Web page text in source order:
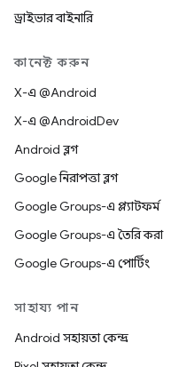
ড্রাইভার বাইনারি
কানেক্ট করুন
X-এ @Android
X-এ @AndroidDev
Android ব্লগ
Google নিরাপত্তা ব্লগ
Google Groups-এ প্ল্যাটফর্ম
Google Groups-এ তৈরি করা
Google Groups-এ পোর্টিং
সাহায্য পান
Android সহায়তা কেন্দ্র